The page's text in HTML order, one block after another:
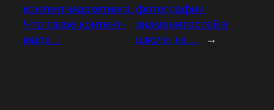
контент-маркетинга.
Что такое контент-
марк…
фотографии
знаменитостей в
школе, ка…
→